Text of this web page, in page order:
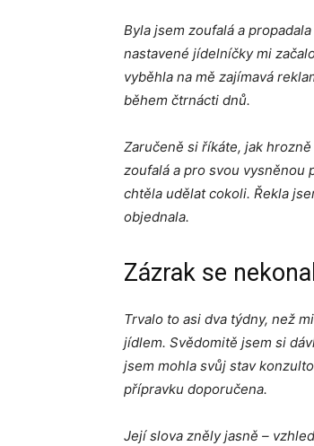
Byla jsem zoufalá a
nastavené jídelníčky mi
vyběhla na mě zajímavá
během čtrnácti dnů.
Zaručeně si říkáte, jak
zoufalá a pro svou vysněnou
chtěla udělat cokoli. Řekla
objednala.
Zázrak se nekonal
Trvalo to asi dva týdny, než
jídlem. Svědomitě jsem si
jsem mohla svůj stav
přípravku doporučena.
Její slova zněly jasně –